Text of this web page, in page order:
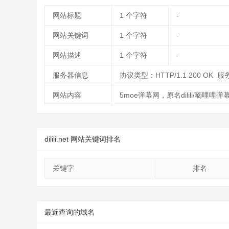
网站标题 1 个字符 -
网站关键词 1 个字符 -
网站描述 1 个字符 -
服务器信息 协议类型：HTTP/1.1 200 OK 服
网站内容 5moe弹幕网，原名dilili/嘀哩哩弹
dilili.net 网站关键词排名
关键字 排名
最近查询的域名